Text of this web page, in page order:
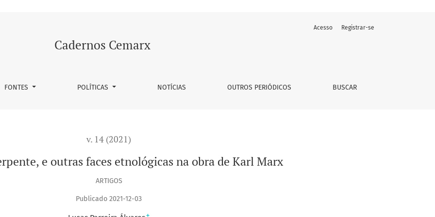
na obra de Karl Marx
Cadernos Cemarx
FONTES POLÍTICAS NOTÍCIAS OUTROS PERIÓDICOS BUSCAR
Acesso Registrar-se
v. 14 (2021)
e outras faces etnológicas na obra de Karl Marx
ARTIGOS
Publicado 2021-12-03
+